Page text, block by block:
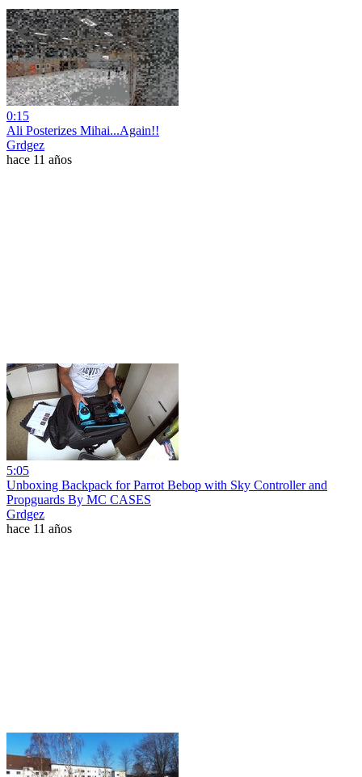
0:15
Ali Posterizes Mihai...Again!!
Grdgez
hace 11 años
5:05
Unboxing Backpack for Parrot Bebop with Sky Controller and
Propguards By MC CASES
Grdgez
hace 11 años